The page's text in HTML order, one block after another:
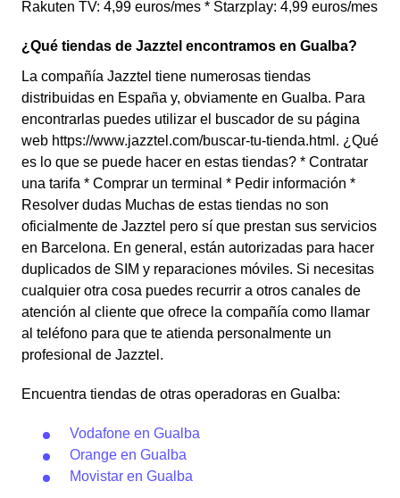
Rakuten TV: 4,99 euros/mes * Starzplay: 4,99 euros/mes
¿Qué tiendas de Jazztel encontramos en Gualba?
La compañía Jazztel tiene numerosas tiendas
distribuidas en España y, obviamente en Gualba. Para
encontrarlas puedes utilizar el buscador de su página
web https://www.jazztel.com/buscar-tu-tienda.html. ¿Qué
es lo que se puede hacer en estas tiendas? * Contratar
una tarifa * Comprar un terminal * Pedir información *
Resolver dudas Muchas de estas tiendas no son
oficialmente de Jazztel pero sí que prestan sus servicios
en Barcelona. En general, están autorizadas para hacer
duplicados de SIM y reparaciones móviles. Si necesitas
cualquier otra cosa puedes recurrir a otros canales de
atención al cliente que ofrece la compañía como llamar
al teléfono para que te atienda personalmente un
profesional de Jazztel.
Encuentra tiendas de otras operadoras en Gualba:
Vodafone en Gualba
Orange en Gualba
Movistar en Gualba